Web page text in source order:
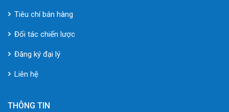
Tiêu chí bán hàng
Đối tác chiến lược
Đăng ký đại lý
Liên hệ
THÔNG TIN